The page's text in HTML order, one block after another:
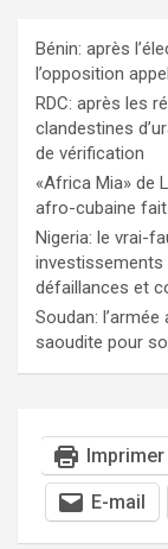
Bénin: après
l’opposition
RDC: après les
clandestines
de vérification
«Africa Mia» de
afro-cubaine
Nigeria: le vrai-
investissements
défaillances et
Soudan: l’armée
saoudite pour
Imprimer
E-mail